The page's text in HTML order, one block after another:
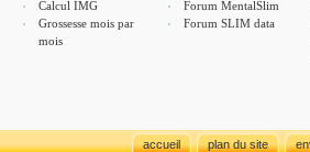
Calcul IMG
Grossesse mois par
mois
Forum MentalSlim
Forum SLIM data
accueil plan du site